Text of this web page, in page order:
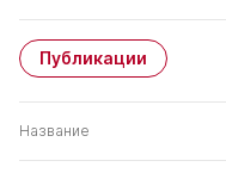
Публикации
Название